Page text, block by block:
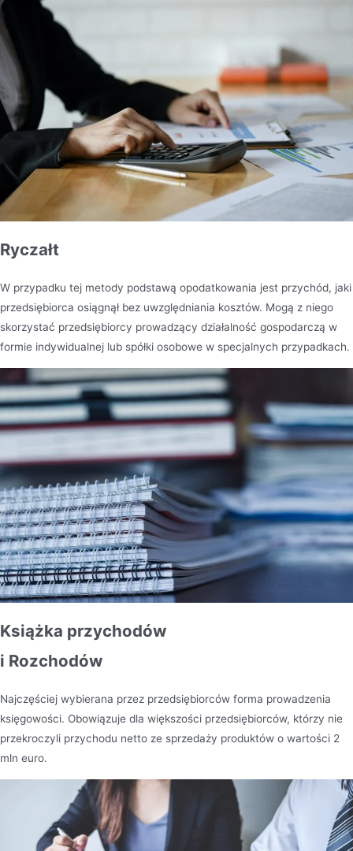
Ryczałt
W przypadku tej metody podstawą opodatkowania jest przychód, jaki
przedsiębiorca osiągnął bez uwzględniania kosztów. Mogą z niego
skorzystać przedsiębiorcy prowadzący działalność gospodarczą w
formie indywidualnej lub spółki osobowe w specjalnych przypadkach.
Książka przychodów
i Rozchodów
Najczęściej wybierana przez przedsiębiorców forma prowadzenia
księgowości. Obowiązuje dla większości przedsiębiorców, którzy nie
przekroczyli przychodu netto ze sprzedaży produktów o wartości 2
mln euro.